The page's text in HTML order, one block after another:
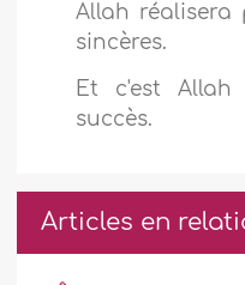
Allah réalisera
sincères.
Et c'est
succès.
Articles en